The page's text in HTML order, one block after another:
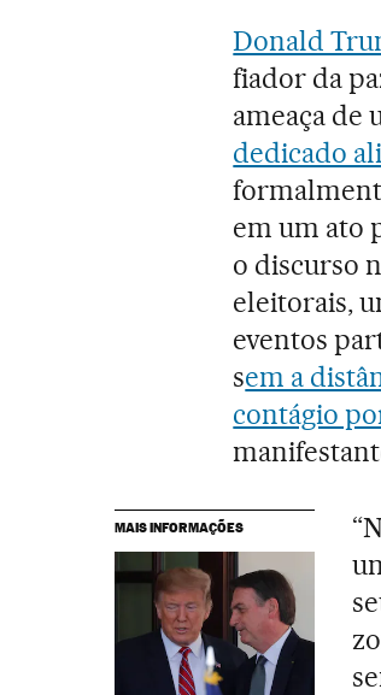
Donald
fiador da
ameaça de
dedicado
em um ato
o discurso
eleitorais,
eventos
sem a
contágio
MAIS INFORMAÇÕES